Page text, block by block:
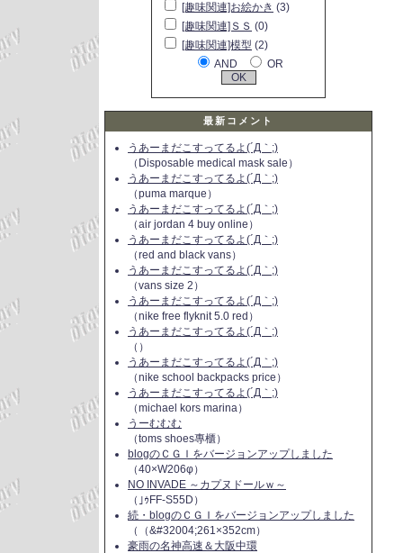
[趣味関連]お絵かき (3)
[趣味関連]ＳＳ (0)
[趣味関連]模型 (2)
AND
OR
最新コメント
うあーまだこすってるよ(´Д｀;)
（Disposable medical mask sale）
うあーまだこすってるよ(´Д｀;)
（puma marque）
うあーまだこすってるよ(´Д｀;)
（air jordan 4 buy online）
うあーまだこすってるよ(´Д｀;)
（red and black vans）
うあーまだこすってるよ(´Д｀;)
（vans size 2）
うあーまだこすってるよ(´Д｀;)
（nike free flyknit 5.0 red）
うあーまだこすってるよ(´Д｀;)
（）
うあーまだこすってるよ(´Д｀;)
（nike school backpacks price）
うあーまだこすってるよ(´Д｀;)
（michael kors marina）
うーむむむ
（toms shoes專櫃）
blogのＣＧＩをバージョンアップしました
（40×W206φ）
NO INVADE ～カプヌドールｗ～
（｣ｩFF-S55D）
続・blogのＣＧＩをバージョンアップしました
（（&#32004;261×352cm）
豪雨の名神高速＆大阪中環